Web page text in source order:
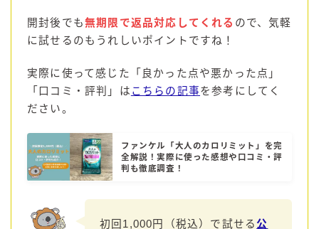
開封後でも無期限で返品対応してくれる ので、気軽
に試せるのもうれしいポイントですね！
実際に使って感じた「良かった点や悪かった点」
「口コミ・評判」は こちらの記事を参考にしてく
ださい。
ファンケル「大人のカロリミット」を完
全解説！実際に使った感想や口コミ・評
判も徹底調査！
初回1,000円（税込）で試せる 公